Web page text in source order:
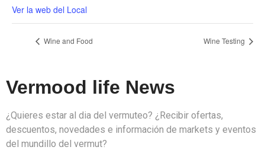
Ver la web del Local
Wine and Food Wine Testing
Vermood life News
¿Quieres estar al dia del vermuteo? ¿Recibir ofertas,
descuentos, novedades e información de markets y eventos
del mundillo del vermut?